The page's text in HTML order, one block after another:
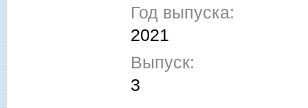
Год выпуска:
2021
Выпуск:
3